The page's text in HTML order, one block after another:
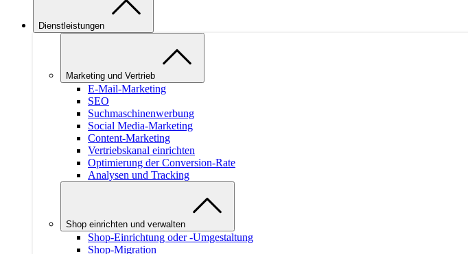
Dienstleistungen
Marketing und Vertrieb
E-Mail-Marketing
SEO
Suchmaschinenwerbung
Social Media-Marketing
Content-Marketing
Vertriebskanal einrichten
Optimierung der Conversion-Rate
Analysen und Tracking
Shop einrichten und verwalten
Shop-Einrichtung oder -Umgestaltung
Shop-Migration